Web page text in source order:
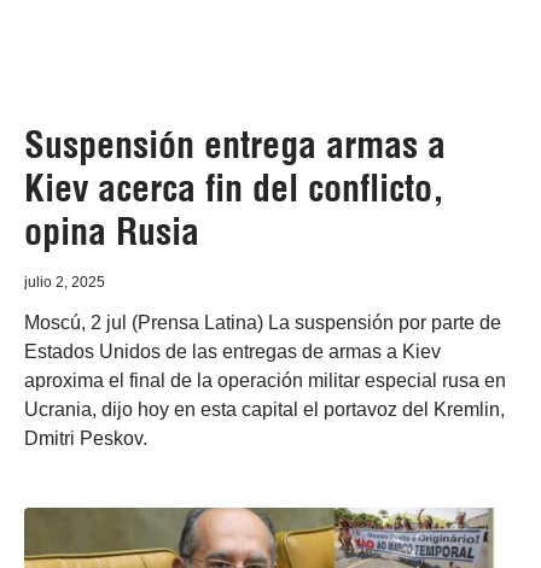
Suspensión entrega armas a
Kiev acerca fin del conflicto,
opina Rusia
julio 2, 2025
Moscú, 2 jul (Prensa Latina) La suspensión por parte de
Estados Unidos de las entregas de armas a Kiev
aproxima el final de la operación militar especial rusa en
Ucrania, dijo hoy en esta capital el portavoz del Kremlin,
Dmitri Peskov.